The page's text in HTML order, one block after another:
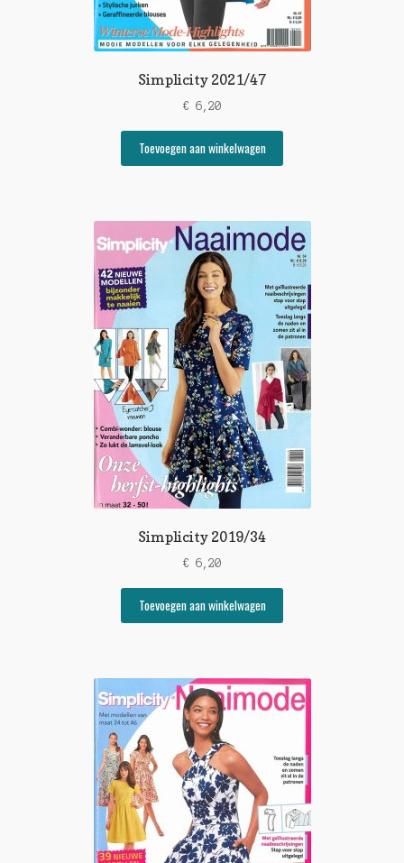
Simplicity 2021/47
€ 6,20
Toevoegen aan winkelwagen
Simplicity 2019/34
€ 6,20
Toevoegen aan winkelwagen